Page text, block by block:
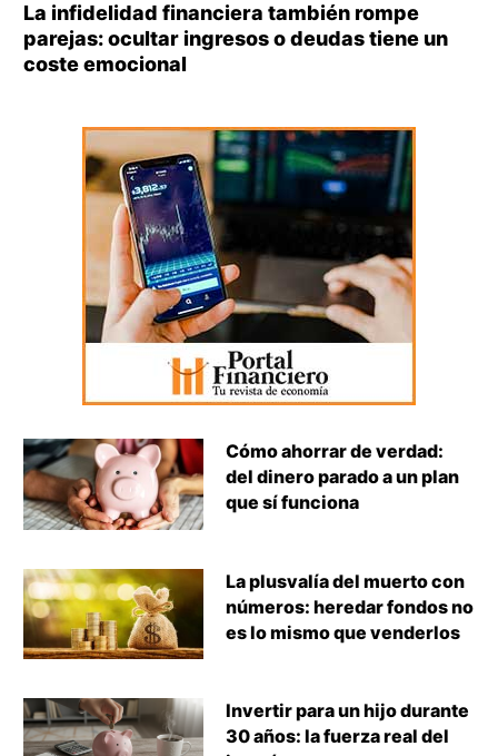
La infidelidad financiera también rompe
parejas: ocultar ingresos o deudas tiene un
coste emocional
Cómo ahorrar de verdad:
del dinero parado a un plan
que sí funciona
La plusvalía del muerto con
números: heredar fondos no
es lo mismo que venderlos
Invertir para un hijo durante
30 años: la fuerza real del